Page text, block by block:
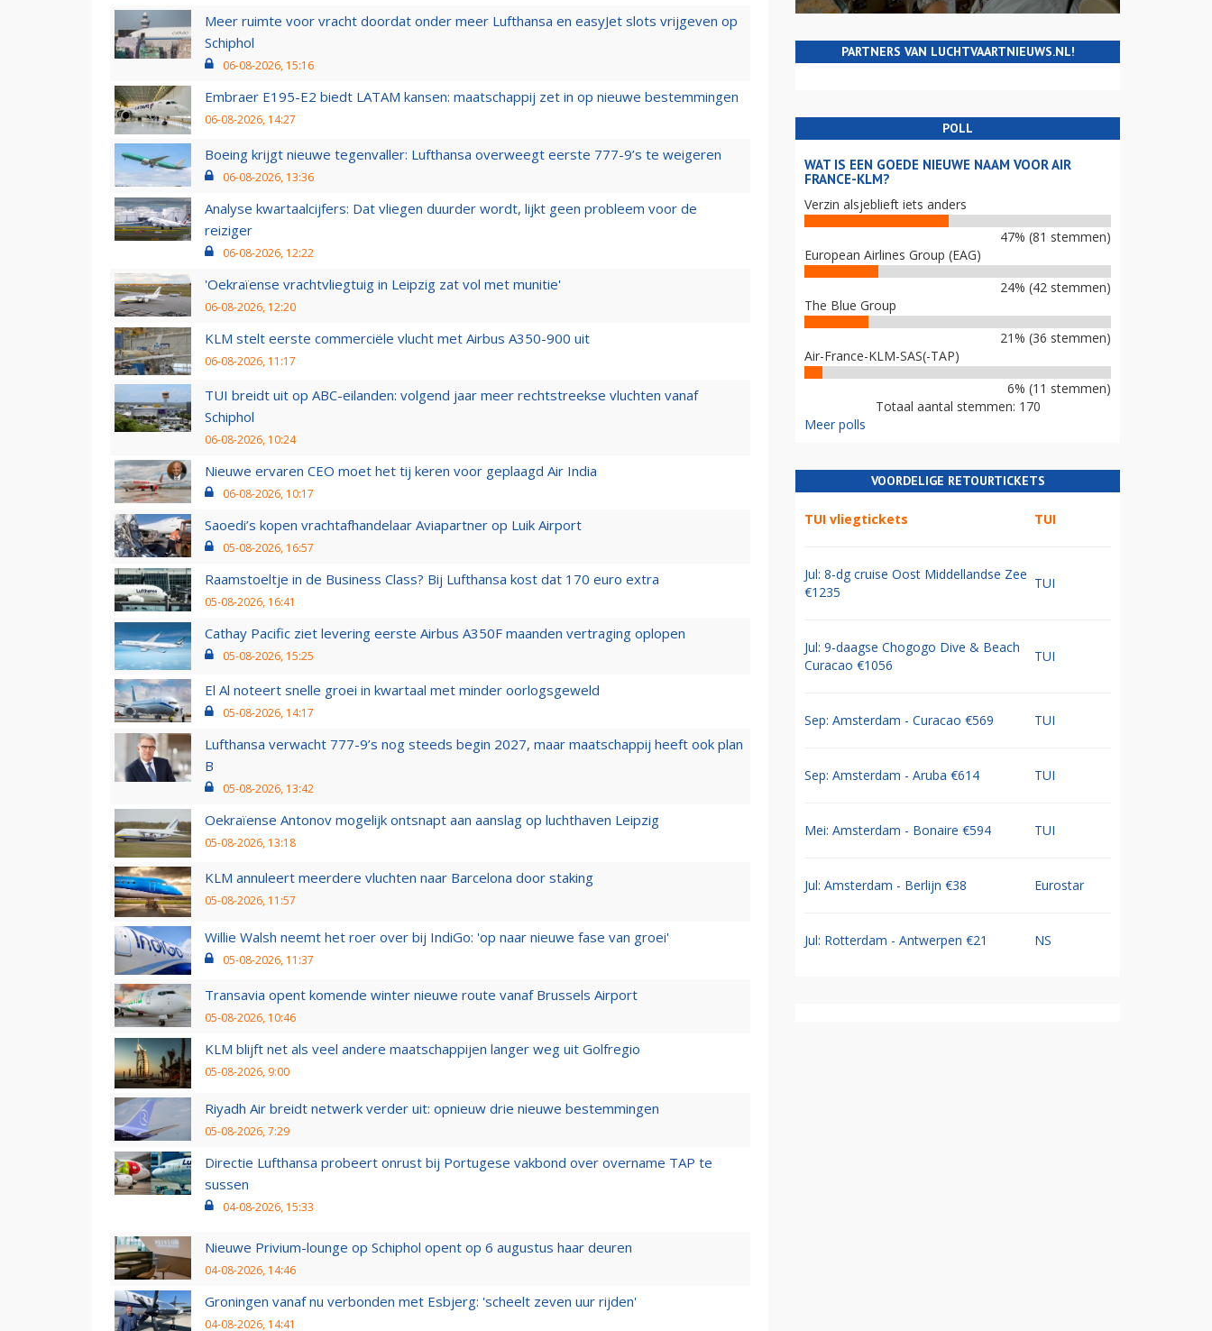
Meer ruimte voor vracht doordat onder meer Lufthansa en easyJet slots vrijgeven op
Schiphol
06-08-2026, 15:16
Embraer E195-E2 biedt LATAM kansen: maatschappij zet in op nieuwe bestemmingen
06-08-2026, 14:27
Boeing krijgt nieuwe tegenvaller: Lufthansa overweegt eerste 777-9’s te weigeren
06-08-2026, 13:36
Analyse kwartaalcijfers: Dat vliegen duurder wordt, lijkt geen probleem voor de
reiziger
06-08-2026, 12:22
'Oekraïense vrachtvliegtuig in Leipzig zat vol met munitie'
06-08-2026, 12:20
KLM stelt eerste commerciële vlucht met Airbus A350-900 uit
06-08-2026, 11:17
TUI breidt uit op ABC-eilanden: volgend jaar meer rechtstreekse vluchten vanaf
Schiphol
06-08-2026, 10:24
Nieuwe ervaren CEO moet het tij keren voor geplaagd Air India
06-08-2026, 10:17
Saoedi’s kopen vrachtafhandelaar Aviapartner op Luik Airport
05-08-2026, 16:57
Raamstoeltje in de Business Class? Bij Lufthansa kost dat 170 euro extra
05-08-2026, 16:41
Cathay Pacific ziet levering eerste Airbus A350F maanden vertraging oplopen
05-08-2026, 15:25
El Al noteert snelle groei in kwartaal met minder oorlogsgeweld
05-08-2026, 14:17
Lufthansa verwacht 777-9’s nog steeds begin 2027, maar maatschappij heeft ook plan
B
05-08-2026, 13:42
Oekraïense Antonov mogelijk ontsnapt aan aanslag op luchthaven Leipzig
05-08-2026, 13:18
KLM annuleert meerdere vluchten naar Barcelona door staking
05-08-2026, 11:57
Willie Walsh neemt het roer over bij IndiGo: 'op naar nieuwe fase van groei'
05-08-2026, 11:37
Transavia opent komende winter nieuwe route vanaf Brussels Airport
05-08-2026, 10:46
KLM blijft net als veel andere maatschappijen langer weg uit Golfregio
05-08-2026, 9:00
Riyadh Air breidt netwerk verder uit: opnieuw drie nieuwe bestemmingen
05-08-2026, 7:29
Directie Lufthansa probeert onrust bij Portugese vakbond over overname TAP te
sussen
04-08-2026, 15:33
Nieuwe Privium-lounge op Schiphol opent op 6 augustus haar deuren
04-08-2026, 14:46
Groningen vanaf nu verbonden met Esbjerg: 'scheelt zeven uur rijden'
04-08-2026, 14:41
PARTNERS VAN LUCHTVAARTNIEUWS.NL!
POLL
WAT IS EEN GOEDE NIEUWE NAAM VOOR AIR
FRANCE-KLM?
Verzin alsjeblieft iets anders
47% (81 stemmen)
European Airlines Group (EAG)
24% (42 stemmen)
The Blue Group
21% (36 stemmen)
Air-France-KLM-SAS(-TAP)
6% (11 stemmen)
Totaal aantal stemmen: 170
Meer polls
VOORDELIGE RETOURTICKETS
TUI vliegtickets TUI
Jul: 8-dg cruise Oost Middellandse Zee
€1235
TUI
Jul: 9-daagse Chogogo Dive & Beach
Curacao €1056
TUI
Sep: Amsterdam - Curacao €569 TUI
Sep: Amsterdam - Aruba €614 TUI
Mei: Amsterdam - Bonaire €594 TUI
Jul: Amsterdam - Berlijn €38 Eurostar
Jul: Rotterdam - Antwerpen €21 NS